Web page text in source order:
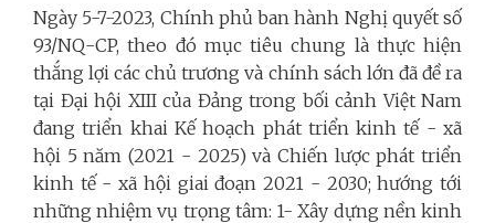
Ngày 5-7-2023, Chính phủ ban hành Nghị quyết số
93/NQ-CP, theo đó mục tiêu chung là thực hiện
thắng lợi các chủ trương và chính sách lớn đã đề ra
tại Đại hội XIII của Đảng trong bối cảnh Việt Nam
đang triển khai Kế hoạch phát triển kinh tế - xã
hội 5 năm (2021 - 2025) và Chiến lược phát triển
kinh tế - xã hội giai đoạn 2021 - 2030; hướng tới
những nhiệm vụ trọng tâm: 1- Xây dựng nền kinh